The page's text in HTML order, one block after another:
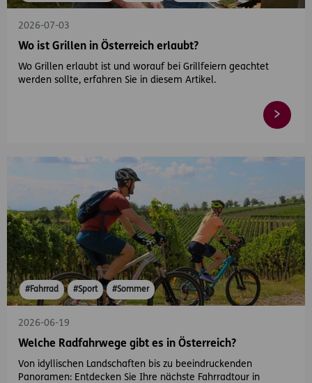
2026-07-03
Wo ist Grillen in Österreich erlaubt?
Wo Grillen erlaubt ist und worauf bei Grillfeiern geachtet
werden sollte, erfahren Sie in diesem Artikel.
#Fahrrad #Sport #Sommer
2026-06-19
Welche Radfahrwege gibt es in Österreich?
Von idyllischen Landschaften bis zu beeindruckenden
Panoramen: Entdecken Sie Ihre nächste Fahrradtour in